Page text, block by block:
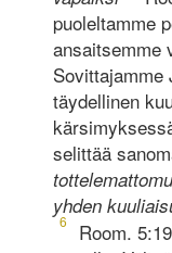
puoleltamme
ansaitsemme
täydellinen
selittää
yhden
6
Room.